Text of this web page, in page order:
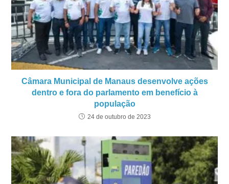
Câmara Municipal de Manaus desenvolve ações
dentro e fora do parlamento em benefício à
população
24 de outubro de 2023